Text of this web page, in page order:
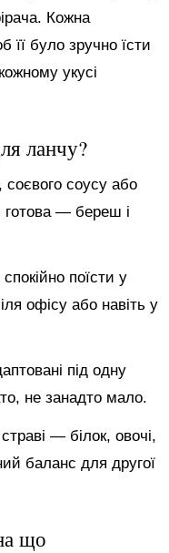
Кожна
її було зручно їсти
укусі
ланчу?
соусу або
готова — береш і
поїсти у
офісу або навіть у
під одну
не занадто мало.
— білок, овочі,
баланс для другої
що